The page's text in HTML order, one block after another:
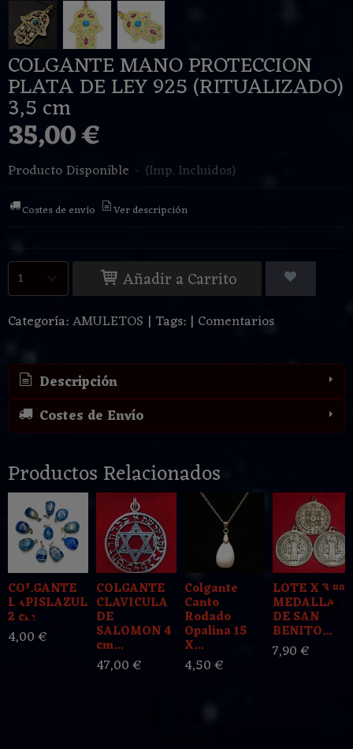
COLGANTE MANO PROTECCION
PLATA DE LEY 925 (RITUALIZADO)
3,5 cm
35,00 €
Producto Disponible - (Imp. Incluidos)
Costes de envío Ver descripción
Añadir a Carrito
Categoría:AMULETOS | Tags: | Comentarios
Descripción
Costes de Envío
Productos Relacionados
COLGANTE
LAPISLAZULI
2 cm
4,00 €
COLGANTE
CLAVICULA
DE
SALOMON 4
cm...
47,00 €
Colgante
Canto
Rodado
Opalina 15
X...
4,50 €
LOTE X 3 ¤¤¤
MEDALLA
DE SAN
BENITO...
7,90 €